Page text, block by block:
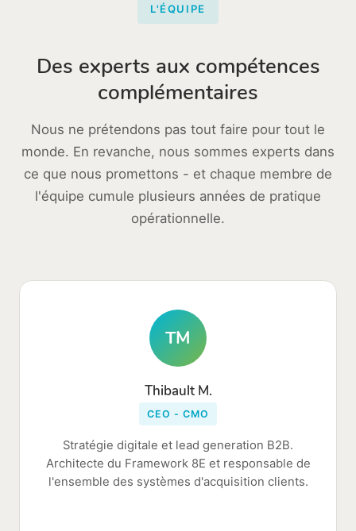
L'ÉQUIPE
Des experts aux compétences
complémentaires
Nous ne prétendons pas tout faire pour tout le
monde. En revanche, nous sommes experts dans
ce que nous promettons - et chaque membre de
l'équipe cumule plusieurs années de pratique
opérationnelle.
TM
Thibault M.
CEO - CMO
Stratégie digitale et lead generation B2B.
Architecte du Framework 8E et responsable de
l'ensemble des systèmes d'acquisition clients.